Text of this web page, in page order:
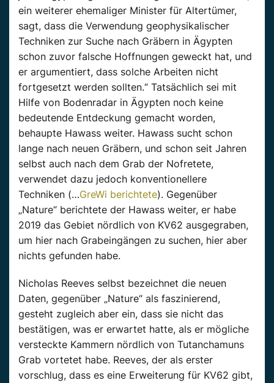
ein weiterer ehemaliger Minister für Altertümer,
sagt, dass die Verwendung geophysikalischer
Techniken zur Suche nach Gräbern in Ägypten
schon zuvor falsche Hoffnungen geweckt hat, und
er argumentiert, dass solche Arbeiten nicht
fortgesetzt werden sollten.“ Tatsächlich sei mit
Hilfe von Bodenradar in Ägypten noch keine
bedeutende Entdeckung gemacht worden,
behaupte Hawass weiter. Hawass sucht schon
lange nach neuen Gräbern, und schon seit Jahren
selbst auch nach dem Grab der Nofretete,
verwendet dazu jedoch konventionellere
Techniken (…GreWi berichtete). Gegenüber
„Nature“ berichtete der Hawass weiter, er habe
2019 das Gebiet nördlich von KV62 ausgegraben,
um hier nach Grabeingängen zu suchen, hier aber
nichts gefunden habe.
Nicholas Reeves selbst bezeichnet die neuen
Daten, gegenüber „Nature“ als faszinierend,
gesteht zugleich aber ein, dass sie nicht das
bestätigen, was er erwartet hatte, als er mögliche
versteckte Kammern nördlich von Tutanchamuns
Grab vortetet habe. Reeves, der als erster
vorschlug, dass es eine Erweiterung für KV62 gibt,